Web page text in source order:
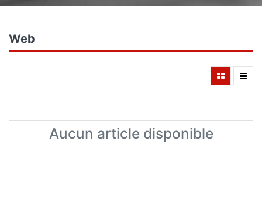
Web
Aucun article disponible